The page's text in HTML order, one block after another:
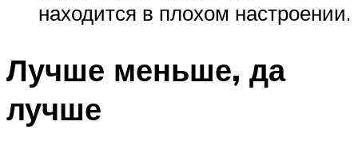
находится в плохом настроении.
Лучше меньше, да
лучше